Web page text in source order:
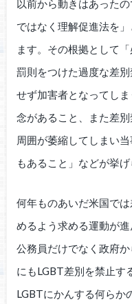
以前から動きはあった
ではなく理解促進法を
ます。その根拠として
罰則をつけた過度な差
せず加害者となってし
念があること、また差
周囲が萎縮してしまい
もあること」などが挙げ
何年ものあいだ米国で
めるよう求める運動が
公務員だけでなく政府
にもLGBT差別を禁止す
LGBTにかんする何らか